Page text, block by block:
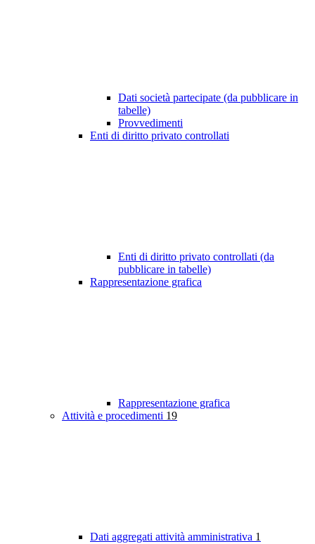
Dati società partecipate (da pubblicare in
tabelle)
Provvedimenti
Enti di diritto privato controllati
Enti di diritto privato controllati (da
pubblicare in tabelle)
Rappresentazione grafica
Rappresentazione grafica
Attività e procedimenti 19
Dati aggregati attività amministrativa 1